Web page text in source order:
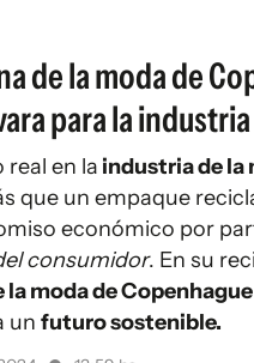
de la moda de
para la
real en la industria de la
que un empaque
económico por
consumidor. En su
la moda de Copenhague
un futuro sostenible.